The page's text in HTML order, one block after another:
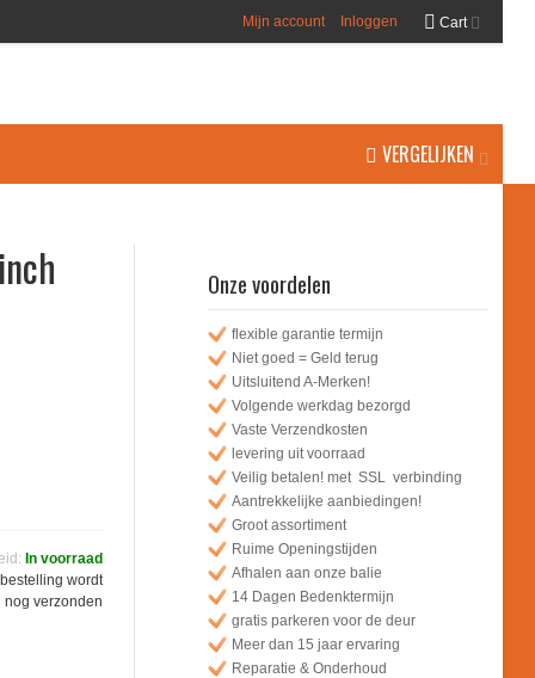
Cart
Mijn account Inloggen
VERGELIJKEN
In voorraad
wordt
nog verzonden
Onze voordelen
flexible garantie termijn
Niet goed = Geld terug
Uitsluitend A-Merken!
Volgende werkdag bezorgd
Vaste Verzendkosten
levering uit voorraad
Veilig betalen! met SSL verbinding
Aantrekkelijke aanbiedingen!
Groot assortiment
Ruime Openingstijden
Afhalen aan onze balie
14 Dagen Bedenktermijn
gratis parkeren voor de deur
Meer dan 15 jaar ervaring
Reparatie & Onderhoud